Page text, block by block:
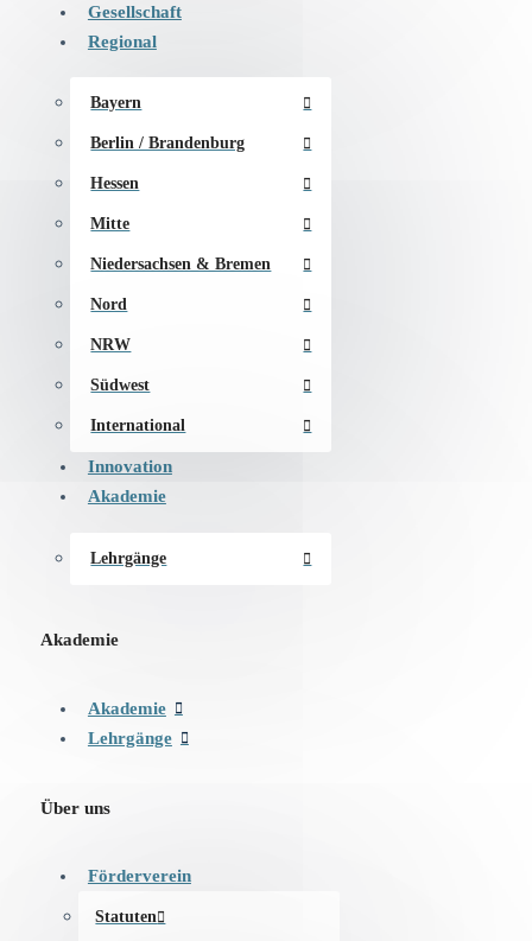
Gesellschaft
Regional
Bayern
Berlin / Brandenburg
Hessen
Mitte
Niedersachsen & Bremen
Nord
NRW
Südwest
International
Innovation
Akademie
Lehrgänge
Akademie
Akademie
Lehrgänge
Über uns
Förderverein
Statuten